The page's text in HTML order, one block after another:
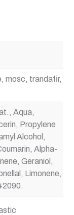
mosc, trandafir,
Aqua,
Propylene
Alcohol,
Alpha-
Geraniol,
Limonene,